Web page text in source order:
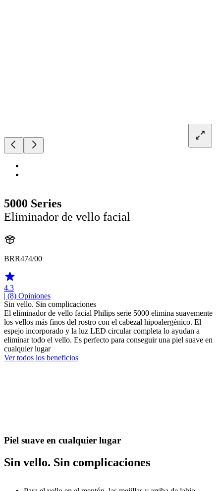
5000 Series
Eliminador de vello facial
BRR474/00
4.3
| (8) Opiniones
Sin vello. Sin complicaciones
El eliminador de vello facial Philips serie 5000 elimina suavemente
los vellos más finos del rostro con el cabezal hipoalergénico. El
espejo incorporado y la luz LED circular completa lo ayudan a
eliminar todo el vello. Es perfecto para conseguir una piel suave en
cualquier lugar
Ver todos los beneficios
Piel suave en cualquier lugar
Sin vello. Sin complicaciones